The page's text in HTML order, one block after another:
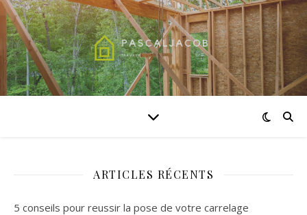
ARTICLES RÉCENTS
5 conseils pour reussir la pose de votre carrelage